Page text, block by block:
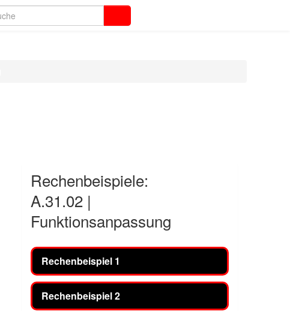
Rechenbeispiele:
A.31.02 |
Funktionsanpassung
Rechenbeispiel 1
Rechenbeispiel 2